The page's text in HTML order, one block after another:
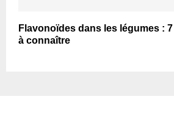
Flavonoïdes dans les légumes :
à connaître